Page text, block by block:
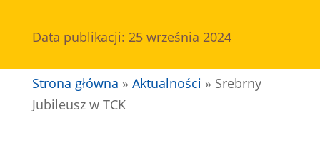
Data publikacji: 25 września 2024
Strona główna » Aktualności » Srebrny
Jubileusz w TCK